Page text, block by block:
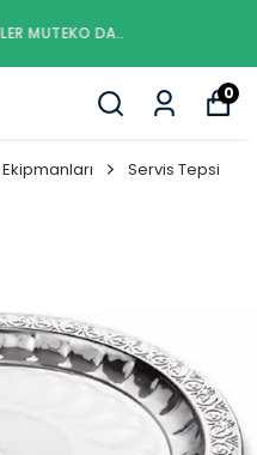
ÇÖZÜMLER MUTEKO DA..
0
Servis Tepsi